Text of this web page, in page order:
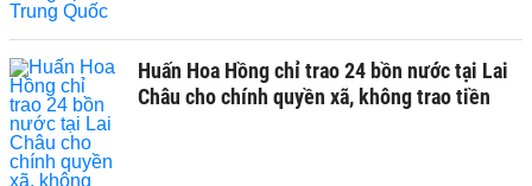
Huấn Hoa Hồng chỉ trao 24 bồn nước tại Lai
Châu cho chính quyền xã, không trao tiền